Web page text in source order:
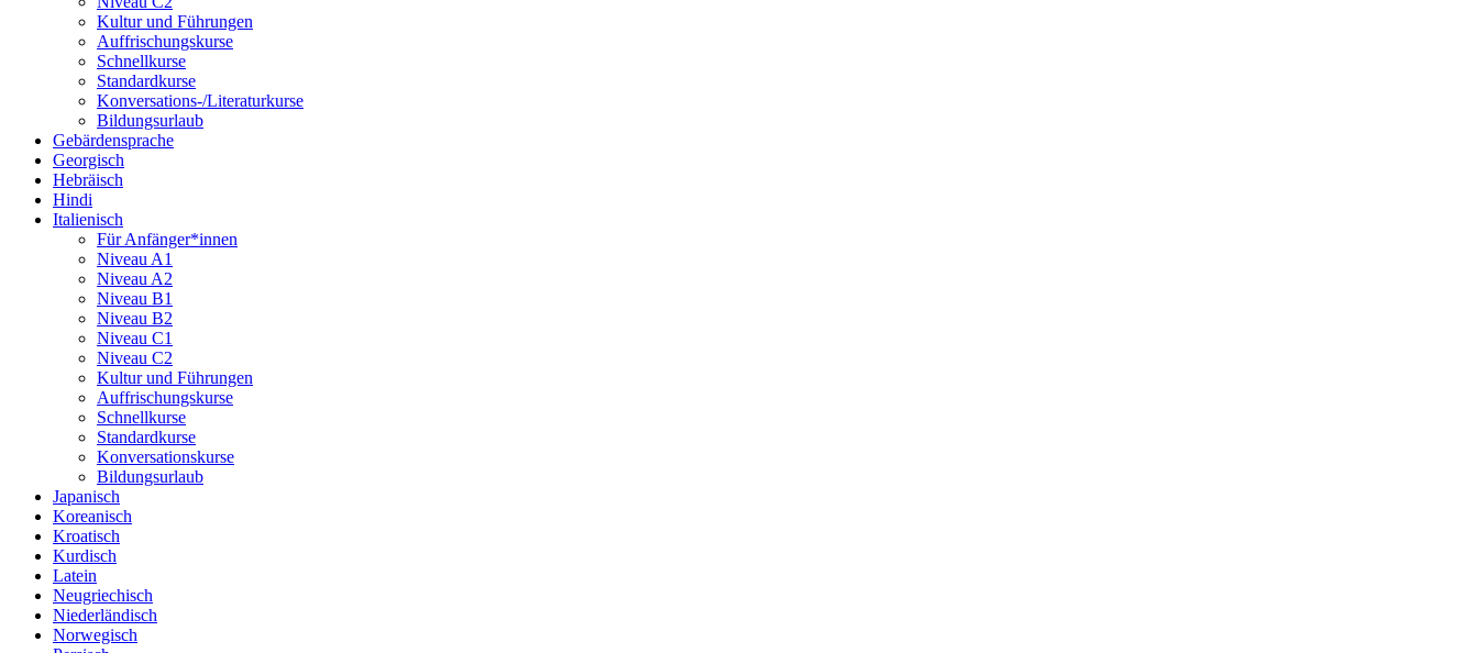
Kultur und Führungen
Auffrischungskurse
Schnellkurse
Standardkurse
Konversations-/Literaturkurse
Bildungsurlaub
Gebärdensprache
Georgisch
Hebräisch
Hindi
Italienisch
Für Anfänger*innen
Niveau A1
Niveau A2
Niveau B1
Niveau B2
Niveau C1
Niveau C2
Kultur und Führungen
Auffrischungskurse
Schnellkurse
Standardkurse
Konversationskurse
Bildungsurlaub
Japanisch
Koreanisch
Kroatisch
Kurdisch
Latein
Neugriechisch
Niederländisch
Norwegisch